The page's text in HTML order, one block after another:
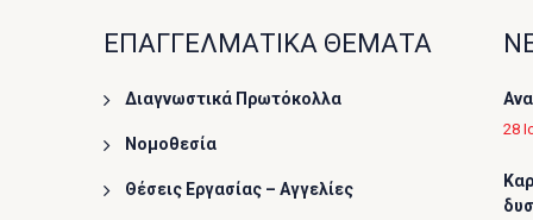
ΕΠΑΓΓΕΛΜΑΤΙΚΑ ΘΕΜΑΤΑ
Διαγνωστικά Πρωτόκολλα
Νομοθεσία
Θέσεις Εργασίας – Αγγελίες
28